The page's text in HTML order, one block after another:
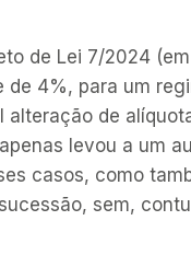
de Lei 7/2024
de 4%, para um
de
levou a um
casos, como
sem,